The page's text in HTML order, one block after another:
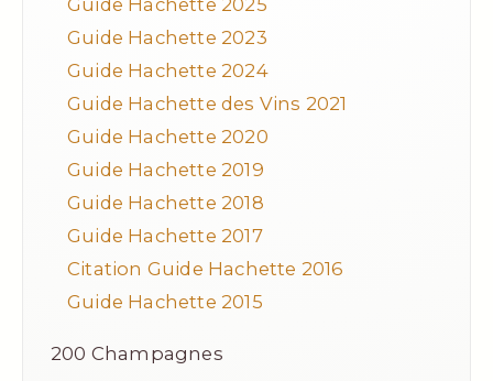
Guide Hachette 2023
Guide Hachette 2024
Guide Hachette des Vins 2021
Guide Hachette 2020
Guide Hachette 2019
Guide Hachette 2018
Guide Hachette 2017
Citation Guide Hachette 2016
Guide Hachette 2015
200 Champagnes